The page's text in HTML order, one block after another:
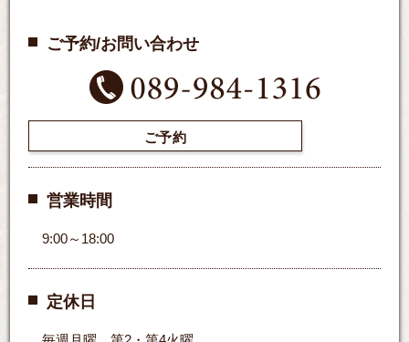
ご予約/お問い合わせ
ご予約
営業時間
9:00～18:00
定休日